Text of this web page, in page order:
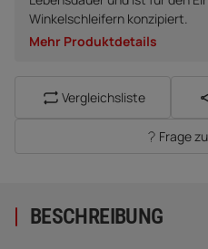
Winkelschleifern konzipiert.
Mehr Produktdetails
Vergleichsliste
Frage
BESCHREIBUNG